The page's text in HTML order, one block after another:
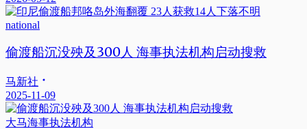
national
偷渡船沉没殃及300人 海事执法机构启动搜救
马新社
2025-11-09
大马海事执法机构